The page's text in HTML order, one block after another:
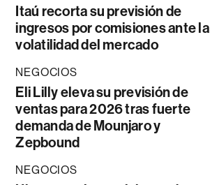
Itaú recorta su previsión de
ingresos por comisiones ante la
volatilidad del mercado
NEGOCIOS
Eli Lilly eleva su previsión de
ventas para 2026 tras fuerte
demanda de Mounjaro y
Zepbound
NEGOCIOS